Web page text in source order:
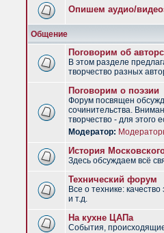
Опишем аудио/
Общение
Поговорим об
В этом разделе
творчество разных
Поговорим о поэзии
Форум посвящен
сочинительства.
творчество - для этого
Модератор:
История
Здесь обсуждаем всё
Технический форум
Все о технике:
и т.д.
На кухне ЦАПа
События,